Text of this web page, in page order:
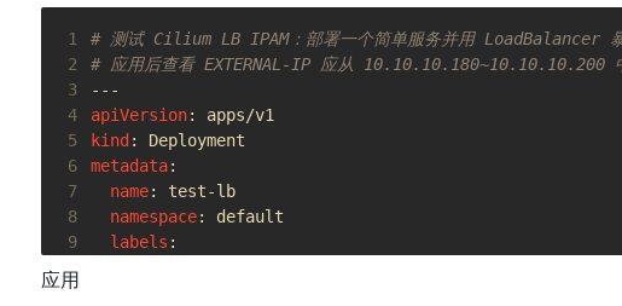
1
# 测试 Cilium LB IPAM：部署一个简单服务并用 LoadBalancer
2
# 应用后查看 EXTERNAL-IP 应从
3
---
4
apiVersion:
apps/v1
5
kind :
Deployment
6
metadata:
7
name:
test-lb
8
namespace:
default
9
labels :
10
11
应用